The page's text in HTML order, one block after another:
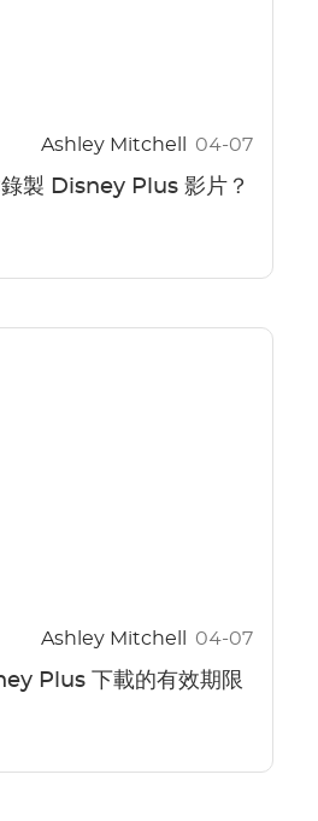
Ashley Mitchell 04-07
製 Disney Plus 影片？
Ashley Mitchell 04-07
Plus 下載的有效期限